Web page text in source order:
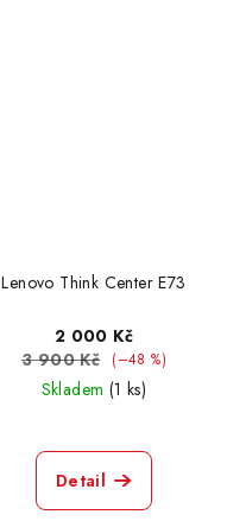
Lenovo Think Center E73
2 000 Kč
3 900 Kč
(–48 %)
Skladem (1 ks)
Detail